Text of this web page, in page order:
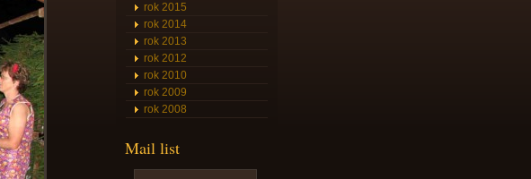
rok 2015
rok 2014
rok 2013
rok 2012
rok 2010
rok 2009
rok 2008
Mail list